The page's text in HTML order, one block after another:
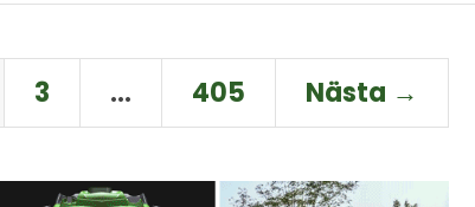
3 … 405 Nästa →